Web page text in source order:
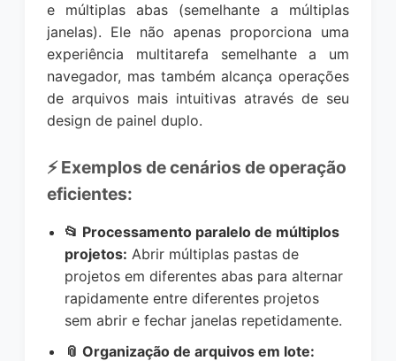
e múltiplas abas (semelhante a múltiplas
janelas). Ele não apenas proporciona uma
experiência multitarefa semelhante a um
navegador, mas também alcança operações
de arquivos mais intuitivas através de seu
design de painel duplo.
⚡ Exemplos de cenários de operação
eficientes:
📂 Processamento paralelo de múltiplos
projetos: Abrir múltiplas pastas de
projetos em diferentes abas para alternar
rapidamente entre diferentes projetos
sem abrir e fechar janelas repetidamente.
📎 Organização de arquivos em lote: